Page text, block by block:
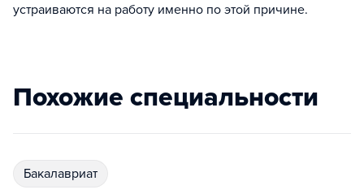
устраиваются на работу именно по этой причине.
Похожие специальности
бакалавриат